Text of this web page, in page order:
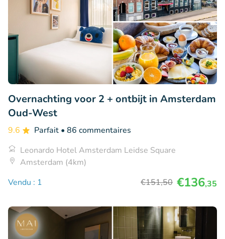
Overnachting voor 2 + ontbijt in Amsterdam
Oud-West
9.6 Parfait • 86 commentaires
Leonardo Hotel Amsterdam Leidse Square
Amsterdam (4km)
Vendu : 1
€151,50 €136,35